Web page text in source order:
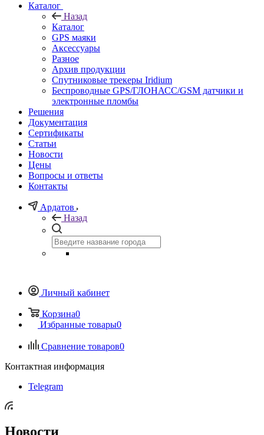
Каталог
Назад
Каталог
GPS маяки
Аксессуары
Разное
Архив продукции
Спутниковые трекеры Iridium
Беспроводные GPS/ГЛОНАСС/GSM датчики и
электронные пломбы
Решения
Документация
Сертификаты
Статьи
Новости
Цены
Вопросы и ответы
Контакты
Ардатов
Назад
Личный кабинет
Корзина0
Избранные товары0
Сравнение товаров0
Контактная информация
Telegram
Новости